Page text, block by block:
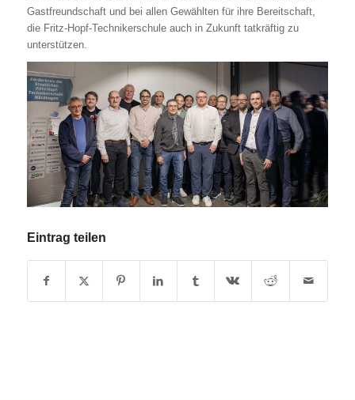
Gastfreundschaft und bei allen Gewählten für ihre Bereitschaft,
die Fritz-Hopf-Technikerschule auch in Zukunft tatkräftig zu
unterstützen.
Eintrag teilen